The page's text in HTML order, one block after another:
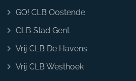
GO! CLB Oostende
CLB Stad Gent
Vrij CLB De Havens
Vrij CLB Westhoek